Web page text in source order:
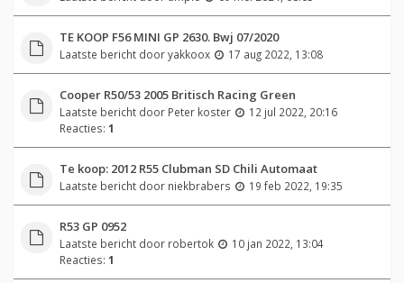
TE KOOP F56 MINI GP 2630. Bwj 07/2020
Laatste bericht dooryakkoox 17 aug 2022, 13:08
Cooper R50/53 2005 Britisch Racing Green
Laatste bericht door Peter koster
12 jul 2022, 20:16
Reacties: 1
Te koop: 2012 R55 Clubman SD Chili Automaat
Laatste bericht door niekbrabers 19 feb 2022, 19:35
R53 GP 0952
Laatste bericht door robertok
10 jan 2022, 13:04
Reacties: 1